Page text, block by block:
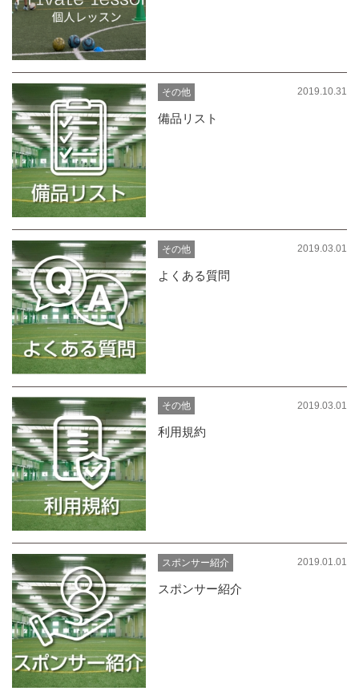
その他 2019.10.31
備品リスト
その他 2019.03.01
よくある質問
その他 2019.03.01
利用規約
スポンサー紹介 2019.01.01
スポンサー紹介